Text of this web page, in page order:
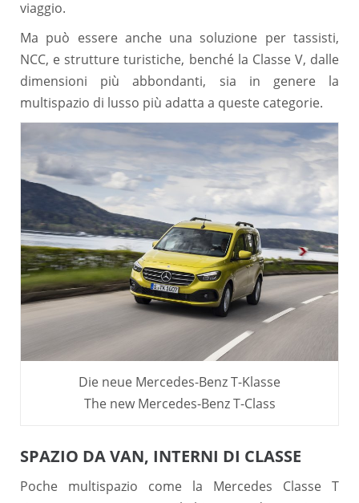
viaggio.
Ma può essere anche una soluzione per tassisti,
NCC, e strutture turistiche, benché la Classe V, dalle
dimensioni più abbondanti, sia in genere la
multispazio di lusso più adatta a queste categorie.
Die neue Mercedes-Benz T-Klasse
The new Mercedes-Benz T-Class
SPAZIO DA VAN, INTERNI DI CLASSE
Poche multispazio come la Mercedes Classe T